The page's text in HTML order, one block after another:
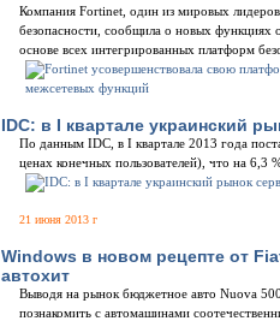
Компания Fortinet, один из мировых
безопасности, сообщила о новых функциях
основе всех интегрированных платформ
IDC: в I квартале украинский
По данным IDC, в I квартале 2013 года
ценах конечных пользователей), что на 6,3
21 июня 2013 г
Windows в новом рецепте от
aвтохит
Выводя на рынок бюджетное авто Nuova
познакомить с автомашинами